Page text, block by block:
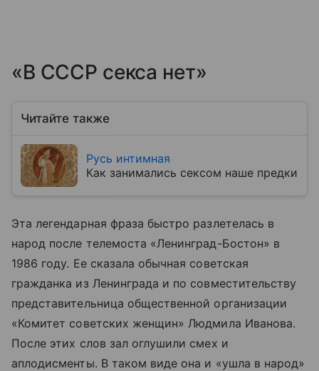
«В СССР секса нет»
Читайте также
Русь интимная
Как занимались сексом наше предки
Эта легендарная фраза быстро разлетелась в
народ после телемоста «Ленинград-Бостон» в
1986 году. Ее сказала обычная советская
гражданка из Ленинграда и по совместительству
представительница общественной организации
«Комитет советских женщин» Людмила Иванова.
После этих слов зал оглушили смех и
аплодисменты. В таком виде она и «ушла в народ»